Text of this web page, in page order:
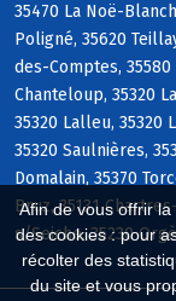
Afin de vous offrir
des cookies : pour
récolter des
du site et vous
35470 La Noë-
Poligné, 35620
des-Comptes, 35580
Chanteloup, 35320
35320 Lalleu, 35320
35320 Saulnières,
Domalain, 35370
Bruz, 35131
s/Seiche, 35230